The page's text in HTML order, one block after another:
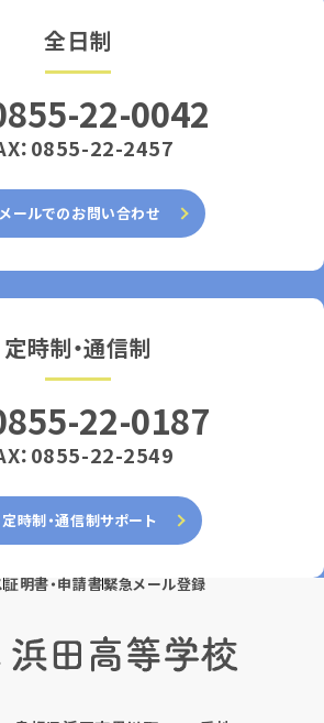
全日制
22-0042
：0855-22-2457
メールでのお問い合わせ
定時制・通信制
22-0187
：0855-22-2549
定時制・通信制サポート
証明書・申請書緊急メール登録